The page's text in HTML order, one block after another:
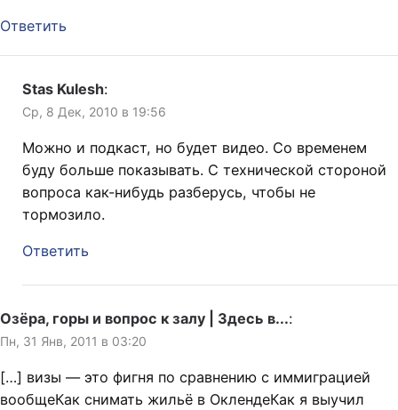
Ответить
Stas Kulesh:
Ср, 8 Дек, 2010 в 19:56
Можно и подкаст, но будет видео. Со временем
буду больше показывать. С технической стороной
вопроса как-нибудь разберусь, чтобы не
тормозило.
Ответить
Озёра, горы и вопрос к залу | Здесь в...:
Пн, 31 Янв, 2011 в 03:20
[…] визы — это фигня по сравнению с иммиграцией
вообщеКак снимать жильё в ОклендеКак я выучил